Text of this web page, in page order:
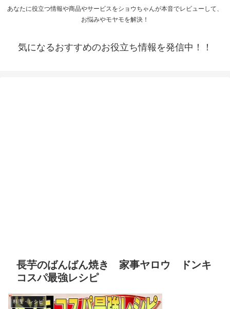
あなたに役立つ情報や商品やサービスをショウちゃんが本音でレビューして、
お悩みやモヤモを解決！
気になるおすすめのお役立ち情報を発信中！！
長芋のばんばん焼き 家事ヤロウ ドンキ
コスパ最強レシピ
料理・レシピ